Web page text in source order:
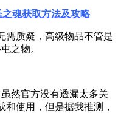
魂获取方法及攻略
质疑，高级物品不管是
之物。
然官方没有透漏太多关
使用，但是据我推测，